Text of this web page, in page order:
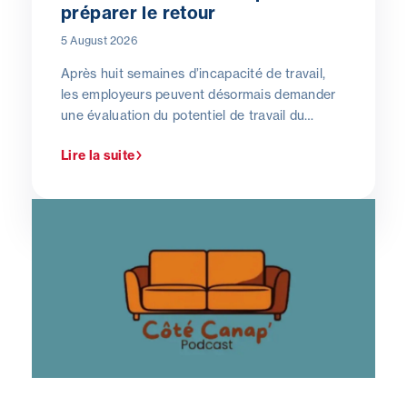
préparer le retour
5 August 2026
Après huit semaines d’incapacité de travail,
les employeurs peuvent désormais demander
une évaluation du potentiel de travail du
suscite de nombreuses questions sur le
générale de Cohezio, en décrypte les objectifs
Lire la suite